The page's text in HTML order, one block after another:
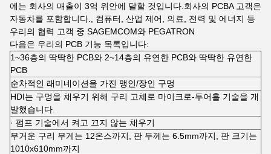
에는 회사의 매출이 3억 위안에 달할 것입니다.회사의 PCBA 고객은
자동차를 포함합니다., 컴퓨터, 산업 제어, 의료, 전력 및 에너지 등
우리의 협력 고객 중 SAGEMCOM와 PEGATRON
다음은 우리의 PCB 기능 목록입니다:
1~36층의 딱딱한 PCB와 2~14층의 유연한 PCB와 딱딱한 유연한
PCB
순차적인 래미네이션을 가진 맹인/장인 구멍
HDI는 구멍을 채우기 위해 구리 고체로 마이크로-투어홀 기술을 개
발했습니다.
· 펌프 기술에서 켜고 끄지 않는 채우기
무거운 구리 무게는 12온스까지, 판 두께는 6.5mm까지, 판 크기는
1010x610mm까지